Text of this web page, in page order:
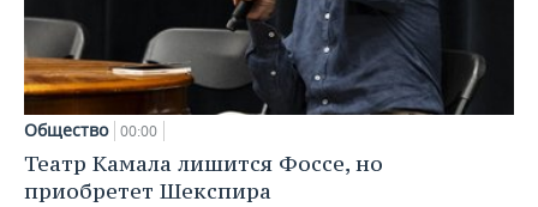
Общество 00:00
Театр Камала лишится Фоссе, но
приобретет Шекспира